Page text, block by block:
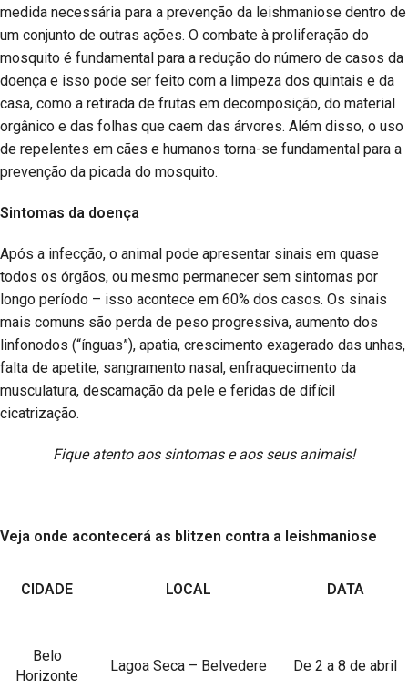
medida necessária para a prevenção da leishmaniose dentro de
um conjunto de outras ações. O combate à proliferação do
mosquito é fundamental para a redução do número de casos da
doença e isso pode ser feito com a limpeza dos quintais e da
casa, como a retirada de frutas em decomposição, do material
orgânico e das folhas que caem das árvores. Além disso, o uso
de repelentes em cães e humanos torna-se fundamental para a
prevenção da picada do mosquito.
Sintomas da doença
Após a infecção, o animal pode apresentar sinais em quase
todos os órgãos, ou mesmo permanecer sem sintomas por
longo período – isso acontece em 60% dos casos. Os sinais
mais comuns são perda de peso progressiva, aumento dos
linfonodos (“ínguas”), apatia, crescimento exagerado das unhas,
falta de apetite, sangramento nasal, enfraquecimento da
musculatura, descamação da pele e feridas de difícil
cicatrização.
Fique atento aos sintomas e aos seus animais!
Veja onde acontecerá as blitzen contra a leishmaniose
CIDADE LOCAL DATA
Belo
Horizonte
Lagoa Seca – Belvedere De 2 a 8 de abril